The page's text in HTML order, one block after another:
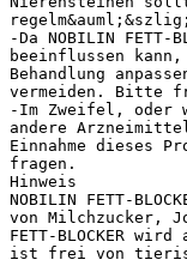
-Da NOBILIN FETT-
beeinflussen
Behandlung
vermeiden. Bitte
-Im Zweifel, oder
andere
Einnahme dieses
fragen.
Hinweis
NOBILIN FETT-
von Milchzucker,
FETT-BLOCKER
ist frei von